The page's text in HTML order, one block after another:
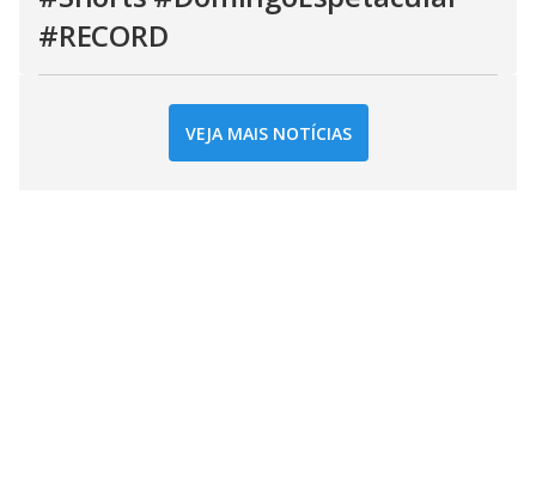
#RECORD
VEJA MAIS NOTÍCIAS